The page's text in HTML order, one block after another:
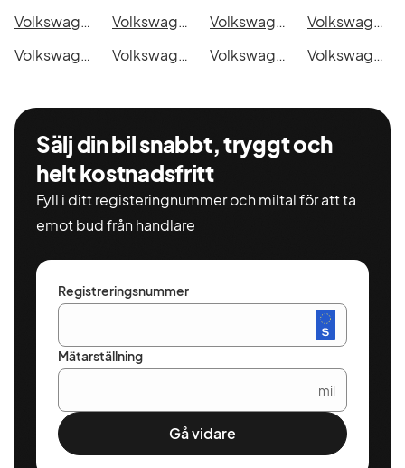
Volkswagen e-Crafter i Nyköping
Volkswagen e-Crafter i Oskarshamn Volkswagen e-Crafter i Sigtuna
Volkswagen e-Crafter i Skellefteå
Volkswagen e-Crafter i Skövde
Volkswagen e-Crafter i Trollhättan Volkswagen e-Crafter i Alingsås Volkswagen e-Crafter i Båstad
Sälj din bil snabbt, tryggt och
helt kostnadsfritt
Fyll i ditt registeringnummer och miltal för att ta
emot bud från handlare
Registreringsnummer
Mätarställning
mil
Gå vidare